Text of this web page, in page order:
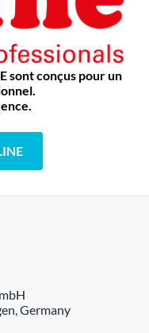
sont conçus pour un
Germany